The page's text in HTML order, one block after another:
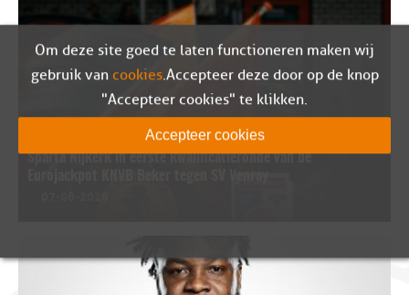
Sparta Nijkerk in eerste kwalificatieronde van de
Om deze site goed te laten functioneren maken wij
gebruik van cookies. Accepteer deze door op de knop
"Accepteer cookies" te klikken.
Accepteer cookies